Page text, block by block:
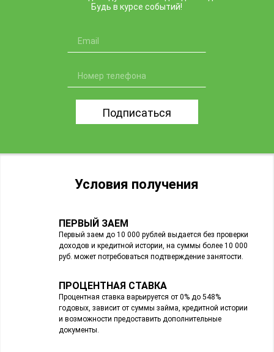
Будь в курсе событий!
Подписаться
Условия получения
ПЕРВЫЙ ЗАЕМ
Первый заем до 10 000 рублей выдается без проверки
доходов и кредитной истории, на суммы более 10 000
руб. может потребоваться подтверждение занятости.
ПРОЦЕНТНАЯ СТАВКА
Процентная ставка варьируется от 0% до 548%
годовых, зависит от суммы займа, кредитной истории
и возможности предоставить дополнительные
документы.